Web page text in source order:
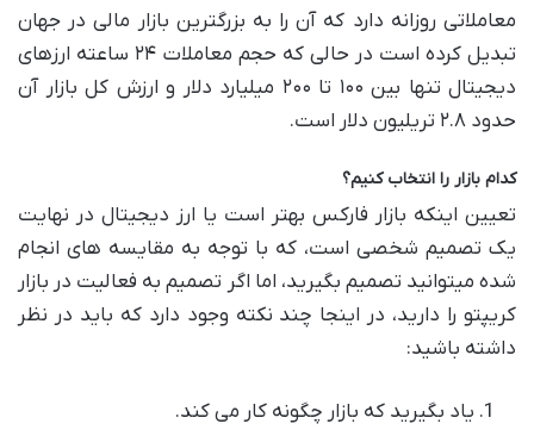
معاملاتی روزانه دارد که آن را به بزرگترین بازار مالی در جهان
تبدیل کرده است در حالی که حجم معاملات ۲۴ ساعته ارزهای
دیجیتال تنها بین ۱۰۰ تا ۲۰۰ میلیارد دلار و ارزش کل بازار آن
حدود ۲.۸ تریلیون دلار است.
کدام بازار را انتخاب کنیم؟
تعیین اینکه بازار فارکس بهتر است یا ارز دیجیتال در نهایت
یک تصمیم شخصی است، که با توجه به مقایسه های انجام
شده میتوانید تصمیم بگیرید، اما اگر تصمیم به فعالیت در بازار
کریپتو را دارید، در اینجا چند نکته وجود دارد که باید در نظر
داشته باشید:
یاد بگیرید که بازار چگونه کار می کند.